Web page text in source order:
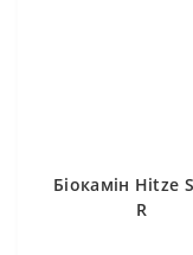
Біокамін Hitze
R